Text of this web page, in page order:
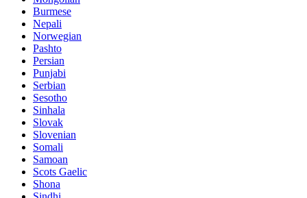
Burmese
Nepali
Norwegian
Pashto
Persian
Punjabi
Serbian
Sesotho
Sinhala
Slovak
Slovenian
Somali
Samoan
Scots Gaelic
Shona